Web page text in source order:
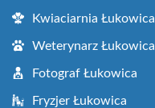
Kwiaciarnia Łukowica
Weterynarz Łukowica
Fotograf Łukowica
Fryzjer Łukowica